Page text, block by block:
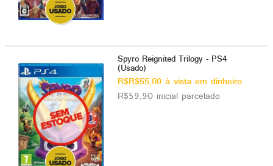
Spyro Reignited Trilogy - PS4
(Usado)
R$R$55,00 à vista em dinheiro
R$59,90 inicial parcelado